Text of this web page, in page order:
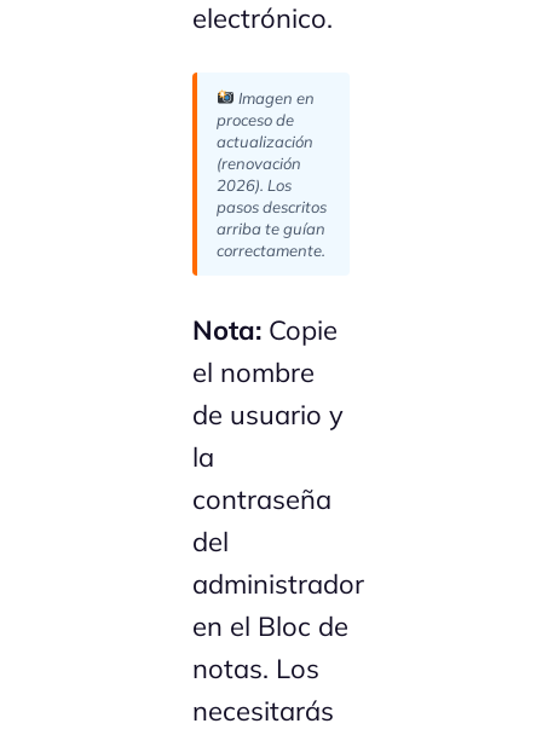
electrónico.
Imagen en
proceso de
actualización
(renovación
2026). Los
pasos descritos
arriba te guían
correctamente.
Nota: Copie
el nombre
de usuario y
la
contraseña
del
administrador
en el Bloc de
notas. Los
necesitarás